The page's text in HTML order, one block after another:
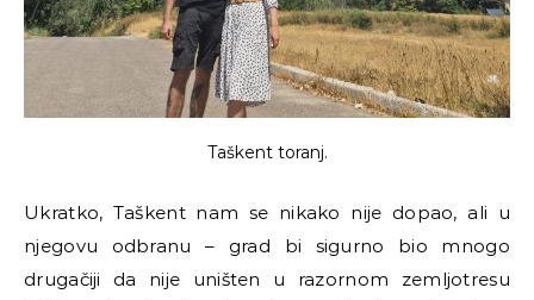
Taškent toranj.
Ukratko, Taškent nam se nikako nije dopao, ali u
njegovu odbranu – grad bi sigurno bio mnogo
drugačiji da nije uništen u razornom zemljotresu